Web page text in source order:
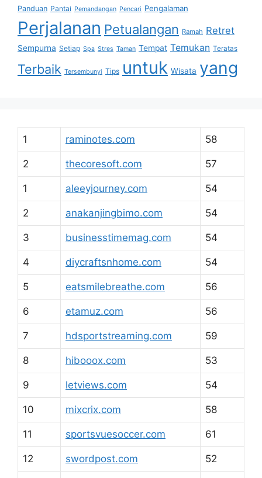
Panduan Pantai Pemandangan Pencari Pengalaman
Perjalanan Petualangan Ramah Retret
Sempurna Setiap Spa Stres Taman Tempat Temukan Teratas
Terbaik Tersembunyi Tips untuk Wisata yang
1 raminotes.com 58
2 thecoresoft.com 57
1 aleeyjourney.com 54
2 anakanjingbimo.com 54
3 businesstimemag.com 54
4 diycraftsnhome.com 54
5 eatsmilebreathe.com 56
6 etamuz.com 56
7 hdsportstreaming.com 59
8 hibooox.com 53
9 letviews.com 54
10 mixcrix.com 58
11 sportsvuesoccer.com 61
12 swordpost.com 52